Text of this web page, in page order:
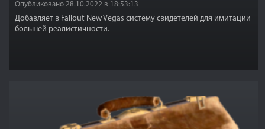
Опубликовано 28.10.2022 в 18:53:13
Добавляет в Fallout New Vegas систему свидетелей для имитации
большей реалистичности.